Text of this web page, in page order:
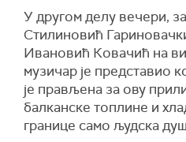
У другом делу вечери,
Стилиновић
Ивановић Ковачић на
музичар је представио
је прављена за ову
балканске топлине и
границе само људска